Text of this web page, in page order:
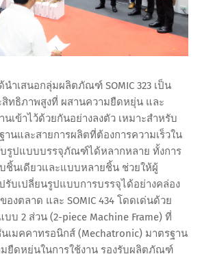
ำเสนอกลุ่มผลิตภัณฑ์ SOMIC 323 เป็น
ทธิภาพสูงที่ ผสานความยืดหยุ่น และ
เข้าไว้ด้วยกันอย่างลงตัว เหมาะสำหรับ
นและสายการผลิตที่ต้องการความเร็วใน
บรูปแบบบรรจุภัณฑ์ได้หลากหลาย ทั้งการ
นเดียวและแบบหลายชิ้น ช่วยให้ผู้
รับเปลี่ยนรูปแบบการบรรจุได้อย่างคล่อง
งตลาด และ SOMIC 434 โดดเด่นด้วย
บบ 2 ส่วน (2-piece Machine Frame) ที่
เมคคาทรอนิกส์ (Mechatronic) มาตรฐาน
มยืดหยุ่นในการใช้งาน รองรับผลิตภัณฑ์